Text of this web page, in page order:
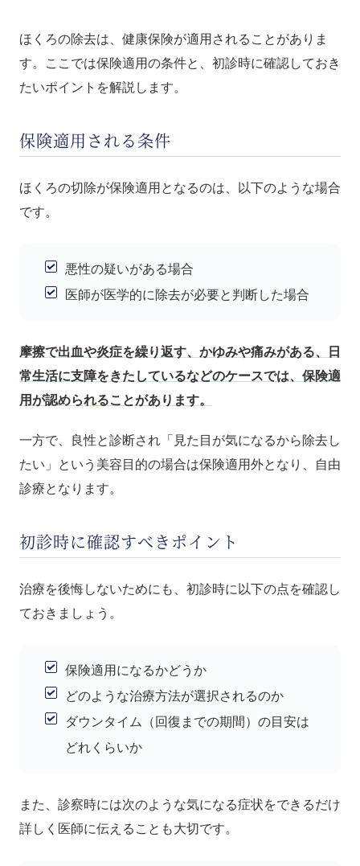
ほくろの除去は、健康保険が適用されることがありま
す。ここでは保険適用の条件と、初診時に確認しておき
たいポイントを解説します。
保険適用される条件
ほくろの切除が保険適用となるのは、以下のような場合
です。
悪性の疑いがある場合
医師が医学的に除去が必要と判断した場合
摩擦で出血や炎症を繰り返す、かゆみや痛みがある、日
常生活に支障をきたしているなどのケースでは、保険適
用が認められることがあります。
一方で、良性と診断され「見た目が気になるから除去し
たい」という美容目的の場合は保険適用外となり、自由
診療となります。
初診時に確認すべきポイント
治療を後悔しないためにも、初診時に以下の点を確認し
ておきましょう。
保険適用になるかどうか
どのような治療方法が選択されるのか
ダウンタイム（回復までの期間）の目安は
どれくらいか
また、診察時には次のような気になる症状をできるだけ
詳しく医師に伝えることも大切です。